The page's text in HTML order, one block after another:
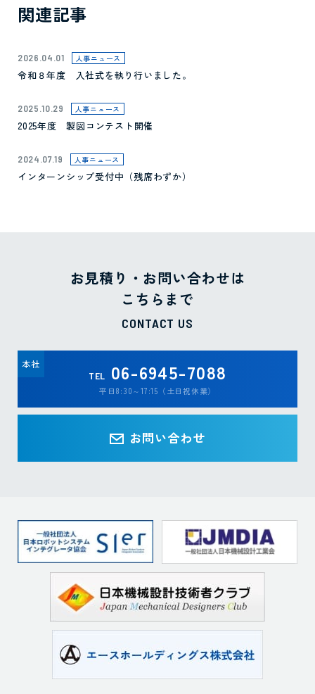
関連記事
2026.04.01 人事ニュース
令和８年度 入社式を執り行いました。
2025.10.29 人事ニュース
2025年度 製図コンテスト開催
2024.07.19 人事ニュース
インターンシップ受付中（残席わずか）
お見積り・お問い合わせは
こちらまで
CONTACT US
本社
TEL 06-6945-7088
平日8:30～17:15（土日祝休業）
お問い合わせ